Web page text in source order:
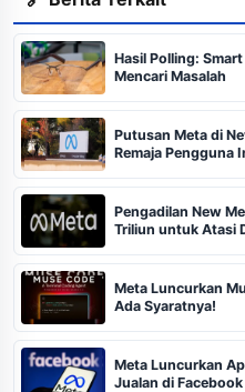
Hasil Polling:
Mencari Masalah
Putusan Meta di
Remaja Pengguna
Pengadilan New
Triliun untuk Atasi
Meta Luncurkan
Ada Syaratnya!
Meta Luncurkan
Jualan di